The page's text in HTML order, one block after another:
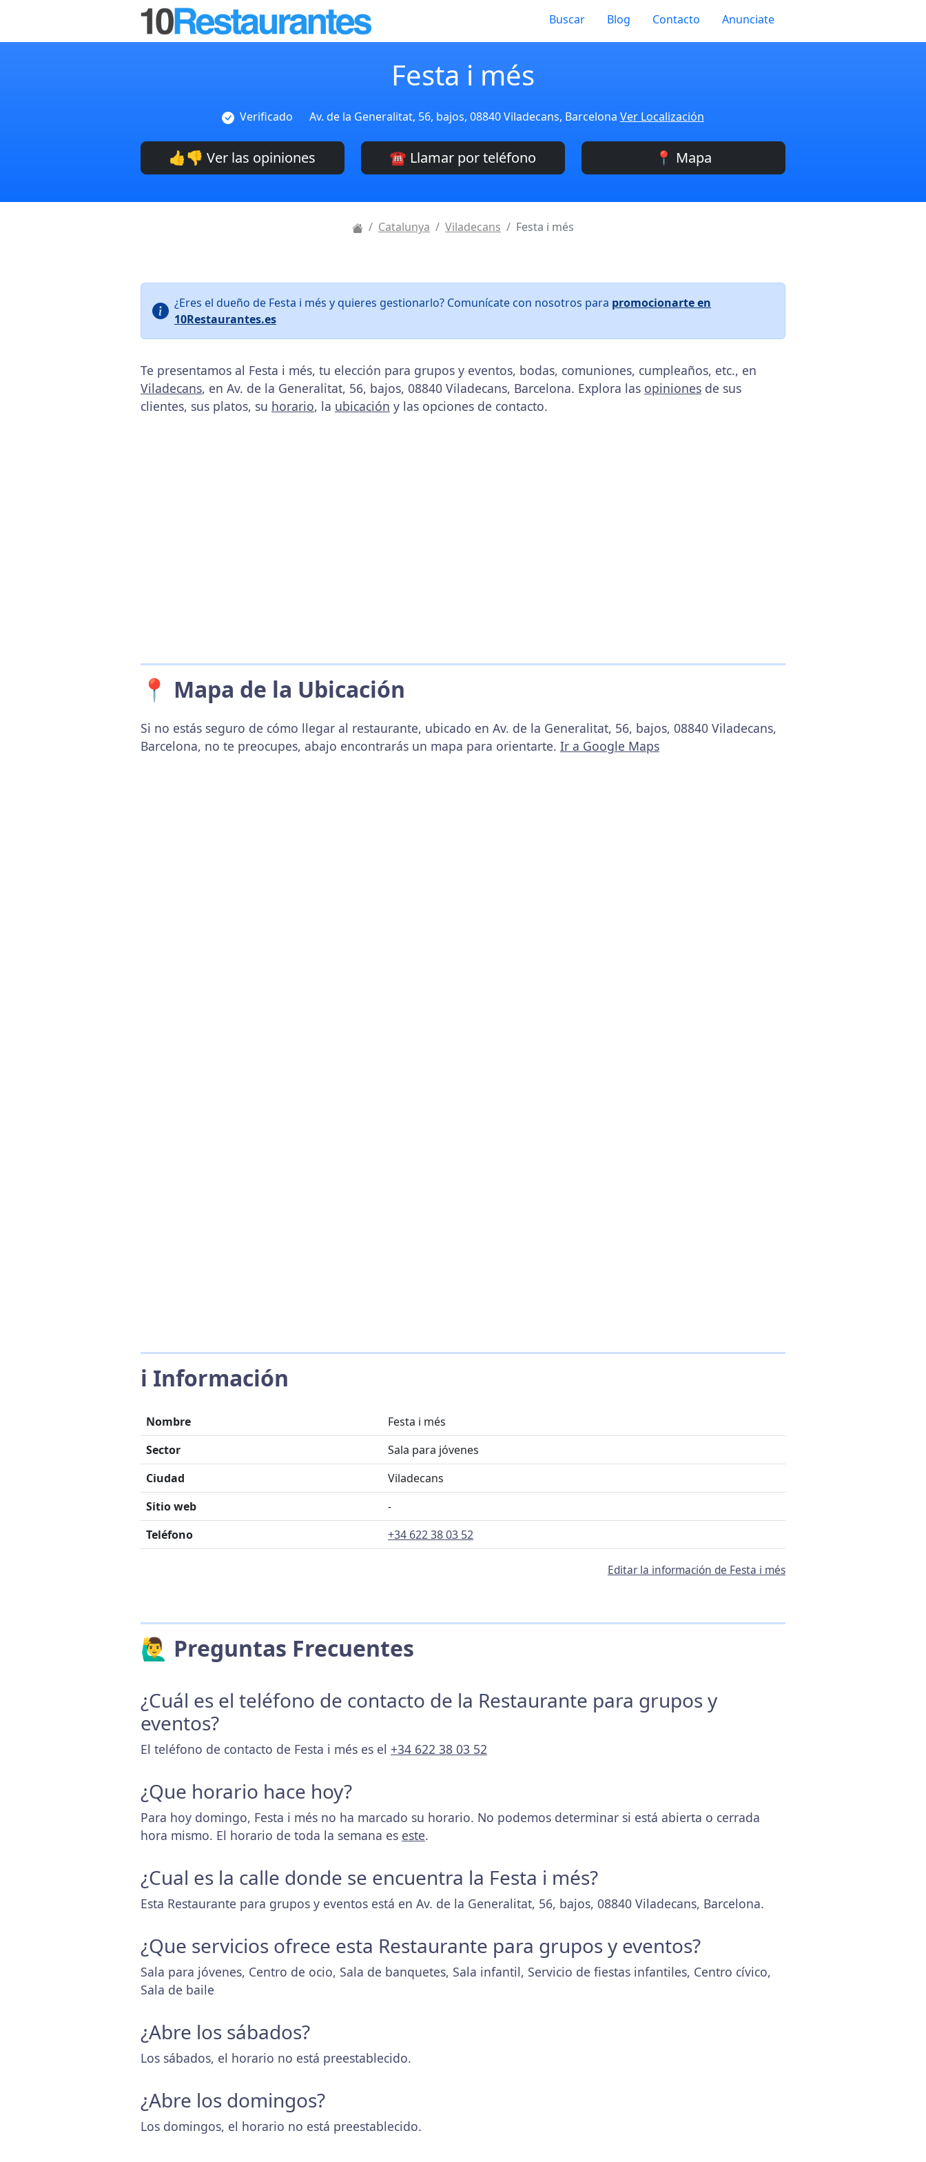
Buscar Blog Contacto Anunciate
Festa i més
Verificado Av. de la Generalitat, 56, bajos, 08840 Viladecans, Barcelona Ver Localización
👍👎 Ver las opiniones ☎️ Llamar por teléfono 📍 Mapa
Catalunya Viladecans Festa i més
¿Eres el dueño de Festa i més y quieres gestionarlo? Comunícate con nosotros para promocionarte en
10Restaurantes.es
Te presentamos al Festa i més, tu elección para grupos y eventos, bodas, comuniones, cumpleaños, etc., en
Viladecans, en Av. de la Generalitat, 56, bajos, 08840 Viladecans, Barcelona. Explora las opiniones de sus
clientes, sus platos, su horario, la ubicación y las opciones de contacto.
📍 Mapa de la Ubicación
Si no estás seguro de cómo llegar al restaurante, ubicado en Av. de la Generalitat, 56, bajos, 08840 Viladecans,
Barcelona, no te preocupes, abajo encontrarás un mapa para orientarte. Ir a Google Maps
ℹ️ Información
Nombre
Festa i més
Sector
Sala para jóvenes
Ciudad
Viladecans
Sitio web
-
Teléfono
+34 622 38 03 52
Editar la información de Festa i més
🙋‍♂️ Preguntas Frecuentes
¿Cuál es el teléfono de contacto de la Restaurante para grupos y
eventos?
El teléfono de contacto de Festa i més es el +34 622 38 03 52
¿Que horario hace hoy?
Para hoy domingo, Festa i més no ha marcado su horario. No podemos determinar si está abierta o cerrada
hora mismo. El horario de toda la semana es este.
¿Cual es la calle donde se encuentra la Festa i més?
Esta Restaurante para grupos y eventos está en Av. de la Generalitat, 56, bajos, 08840 Viladecans, Barcelona.
¿Que servicios ofrece esta Restaurante para grupos y eventos?
Sala para jóvenes, Centro de ocio, Sala de banquetes, Sala infantil, Servicio de fiestas infantiles, Centro cívico,
Sala de baile
¿Abre los sábados?
Los sábados, el horario no está preestablecido.
¿Abre los domingos?
Los domingos, el horario no está preestablecido.